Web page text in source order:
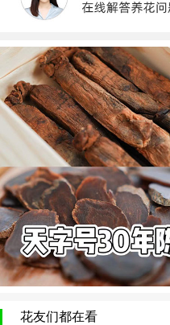
花友们都在看